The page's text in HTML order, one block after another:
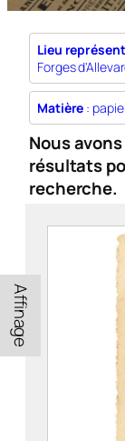
Lieu
Forges
Matière :
Nous
résultats
recherche.
Affinage